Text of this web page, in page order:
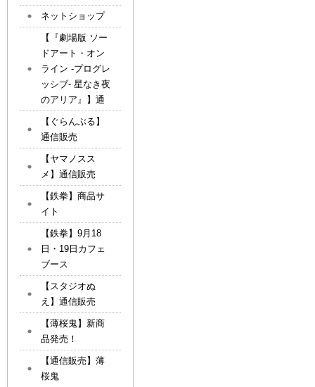
ネットショップ
【『劇場版 ソー
ドアート・オン
ライン -プログレ
ッシブ- 星なき夜
のアリア』】通
【ぐらんぶる】
通信販売
【ヤマノスス
メ】通信販売
【鉄拳】商品サ
イト
【鉄拳】9月18
日・19日カフェ
ブース
【スタジオぬ
え】通信販売
【薄桜鬼】新商
品発売！
【通信販売】薄
桜鬼